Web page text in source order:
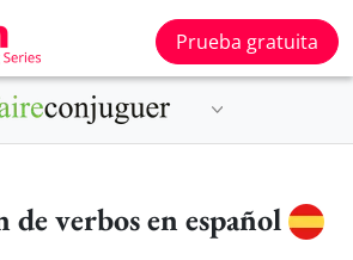
Prueba gratuita
verbos en español